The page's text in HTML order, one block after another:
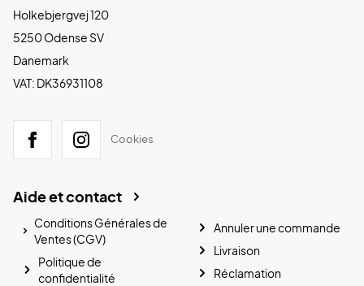
Holkebjergvej 120
5250 Odense SV
Danemark
VAT: DK36931108
Cookies
Aide et contact
Conditions Générales de
Ventes (CGV)
Politique de
confidentialité
Annuler une commande
Livraison
Réclamation